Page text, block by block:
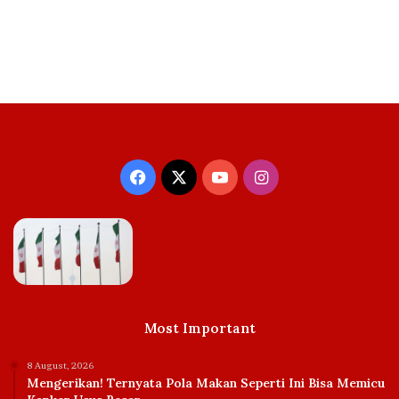
Facebook
X YouTubeInstagram
Most Important
8 August, 2026
Mengerikan! Ternyata Pola Makan Seperti Ini Bisa Memicu